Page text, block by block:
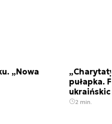
„Nowa
pułapka.
2 min.